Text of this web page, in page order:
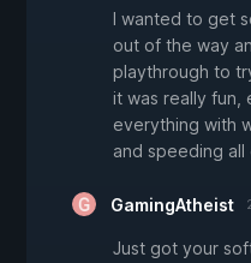
I wanted to get
out of the way
playthrough to
it was really fun,
everything with
and speeding
GamingAtheist
Just got your